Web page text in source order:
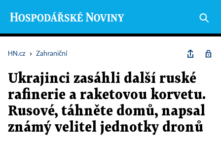
HN.cz › Zahraniční
Ukrajinci zasáhli další ruské
rafinerie a raketovou korvetu.
Rusové, táhněte domů, napsal
známý velitel jednotky dronů